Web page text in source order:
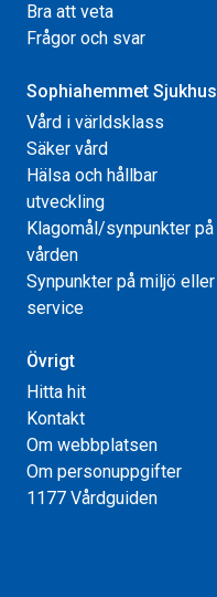
Bra att veta
Frågor och svar
Sophiahemmet Sjukhus
Vård i världsklass
Säker vård
Hälsa och hållbar
utveckling
Klagomål/synpunkter på
vården
Synpunkter på miljö eller
service
Övrigt
Hitta hit
Kontakt
Om webbplatsen
Om personuppgifter
1177 Vårdguiden